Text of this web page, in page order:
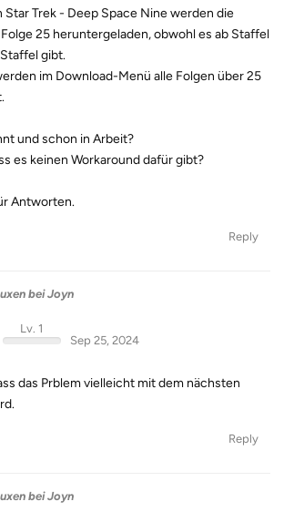
Star Trek - Deep Space Nine werden die
25 heruntergeladen, obwohl es ab Staffel
gibt.
im Download-Menü alle Folgen über 25
und schon in Arbeit?
es keinen Workaround dafür gibt?
Antworten.
Reply
bei Joyn
Lv. 1
Sep 25, 2024
das Prblem vielleicht mit dem nächsten
Reply
bei Joyn